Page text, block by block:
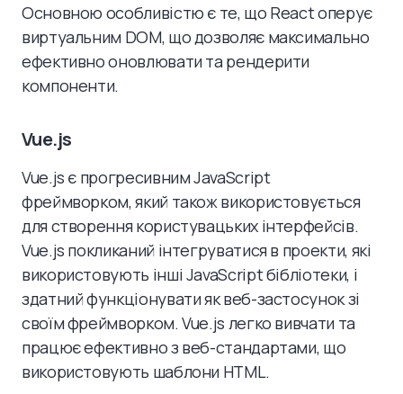
Основною особливістю є те, що React оперує
виртуальним DOM, що дозволяє максимально
ефективно оновлювати та рендерити
компоненти.
Vue.js
Vue.js є прогресивним JavaScript
фреймворком, який також використовується
для створення користувацьких інтерфейсів.
Vue.js покликаний інтегруватися в проекти, які
використовують інші JavaScript бібліотеки, і
здатний функціонувати як веб-застосунок зі
своїм фреймворком. Vue.js легко вивчати та
працює ефективно з веб-стандартами, що
використовують шаблони HTML.